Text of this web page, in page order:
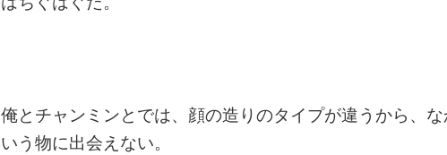
俺とチャンミンとでは、顔の造りのタイプが違うから、
いう物に出会えない。